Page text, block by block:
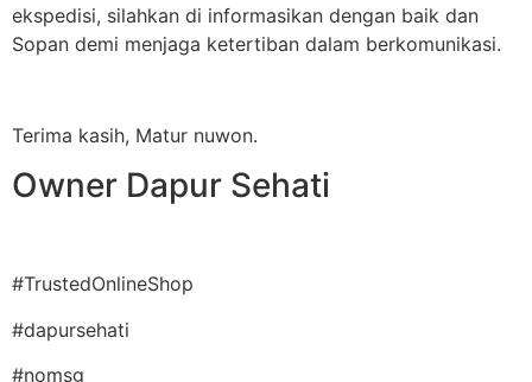
ekspedisi, silahkan di informasikan dengan baik dan
Sopan demi menjaga ketertiban dalam berkomunikasi.
Terima kasih, Matur nuwon.
Owner Dapur Sehati
#TrustedOnlineShop
#dapursehati
#nomsg